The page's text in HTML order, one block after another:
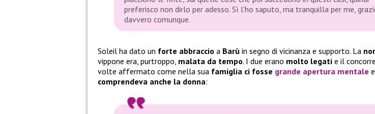
preferisco non dirlo per adesso. Sì l’ho saputo, ma tranquilla per me,
davvero comunque.
Soleil ha dato un forte abbraccio a Barù in segno di vicinanza e supporto. La
vippone era, purtroppo, malata da tempo. I due erano molto legati e il
volte affermato come nella sua famiglia ci fosse grande apertura mentale
comprendeva anche la donna: